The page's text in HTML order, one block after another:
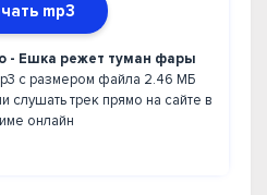
mp3
- Ешка режет туман фары
с размером файла 2.46 МБ
слушать трек прямо на сайте в
онлайн